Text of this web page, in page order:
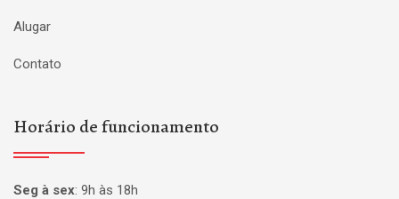
Alugar
Contato
Horário de funcionamento
Seg à sex: 9h às 18h